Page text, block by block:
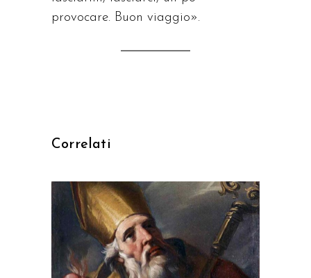
provocare. Buon viaggio».
Correlati